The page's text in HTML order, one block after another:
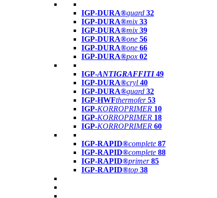
IGP-DURA®guard 32
IGP-DURA®mix 33
IGP-DURA®mix 39
IGP-DURA®one 56
IGP-DURA®one 66
IGP-DURA®pox 02
IGP-ANTIGRAFFITI49
IGP-DURA®cryl 40
IGP-DURA®guard 32
IGP-HWFthermofer 53
IGP-KORROPRIMER 10
IGP-KORROPRIMER 18
IGP-KORROPRIMER 60
IGP-RAPID®complete 87
IGP-RAPID®complete 88
IGP-RAPID®primer 85
IGP-RAPID®top 38